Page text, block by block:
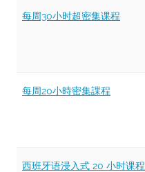
每周30小时超密集课程
每周20小時密集課程
西班牙语浸入式 20 小时课程